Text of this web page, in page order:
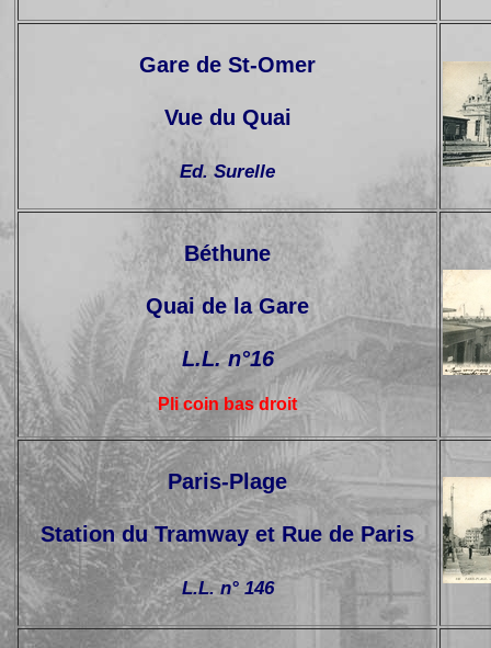
Gare de St-Omer
Vue du Quai
Ed. Surelle
Béthune
Quai de la Gare
L.L. n°16
Pli coin bas droit
Paris-Plage
Station du Tramway et Rue de Paris
L.L. n° 146